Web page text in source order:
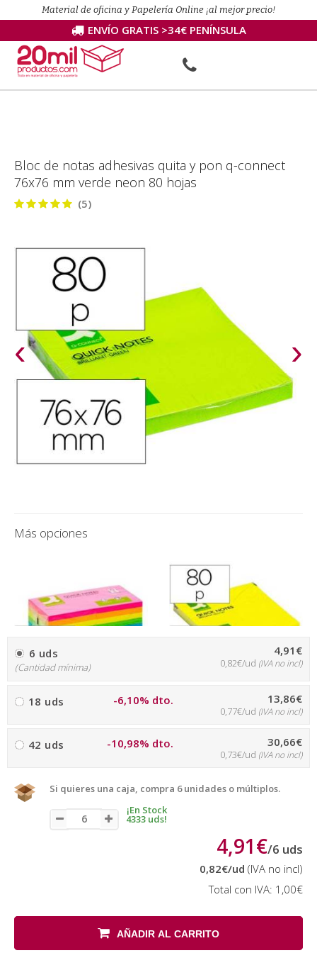
Material de oficina y Papelería Online ¡al mejor precio!
ENVÍO GRATIS >34€ PENÍNSULA
Bloc de notas adhesivas quita y pon q-connect
76x76 mm verde neon 80 hojas
(5)
‹ ›
Más opciones
6 uds
(Cantidad mínima)
4,91€
0,82€/ud (IVA no incl)
18 uds -6,10% dto. 13,86€
0,77€/ud (IVA no incl)
42 uds -10,98% dto. 30,66€
0,73€/ud (IVA no incl)
Si quieres una caja, compra 6 unidades o múltiplos.
¡En Stock
4333 uds!
4,91€/6 uds
0,82€/ud (IVA no incl)
Total con IVA: 1,00€
AÑADIR AL CARRITO